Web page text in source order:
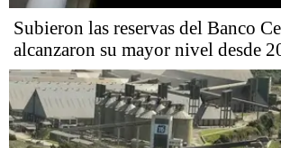
Subieron las reservas del Banco
alcanzaron su mayor nivel desde